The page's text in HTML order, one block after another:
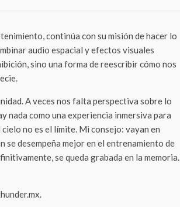
continúa con su misión de hacer lo
audio espacial y efectos visuales
sino una forma de reescribir cómo nos
A veces nos falta perspectiva sobre lo
nada como una experiencia inmersiva para
no es el límite. Mi consejo: vayan en
se desempeña mejor en el entrenamiento de
se queda grabada en la memoria.